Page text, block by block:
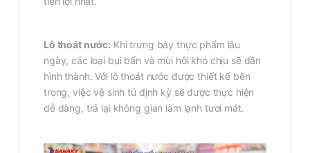
Lỗ thoát nước: Khi trưng bày thực phẩm lâu
ngày, các loại bụi bẩn và mùi hôi khó chịu sẽ dần
hình thành. Với lỗ thoát nước được thiết kế bên
trong, việc vệ sinh tủ định kỳ sẽ được thực hiện
dễ dàng, trả lại không gian làm lạnh tươi mát.